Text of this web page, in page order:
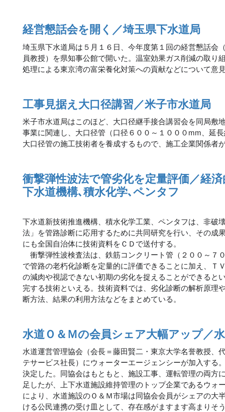
経営懇話会を開く／埼玉県下水道局
埼玉県下水道局は５月１６日、今年度第１回の経営懇話会
員教授）を県知事公館で開いた。温室効果ガス削減の取り
処理による東京湾の富栄養化対策への貢献などについて意
工事見据え大口径講習／米子市水道局
米子市水道局はこのほど、大口径継手接合講習会を同局敷
事業に関連し、大口径管（口径６００～１０００mm、延
大口径管の施工技術者を養成するもので、施工企業関係者
衝撃弾性波法で管劣化を定量評価／経
下水道機構､積水化学､ペンタフ
下水道新技術推進機構、積水化学工業、ペンタフは、非破
法」を管路診断に応用するために共同研究を行い、その成
にも全国自治体に技術資料をＣＤで送付する。
衝撃弾性波検査法は、鉄筋コンクリート管（２００～７
で管路の老朽化診断を定量的に評価できることに加え、Ｔ
の減肉や視認できない初期の劣化を捉えることができると
完する技術といえる。技術資料では、劣化診断の解析原理
断方法、結果の利用方法などをまとめている。
水道Ｏ＆Ｍの会員シェア大幅アップ／
水道運営管理協会（会長＝藤田賢二・東京大学名誉教授、
テサービス社長）にウォーターエージェンシーが加入する
決定した。同協会はもともと、施設工事、運転管理の両方
足したが、上下水道施設維持管理のトップ企業であるウォ
により、水道施設のＯ＆Ｍ市場は同協会会員がシェアの大
ける公民連携の受け皿として、存在感がますます高まりそ